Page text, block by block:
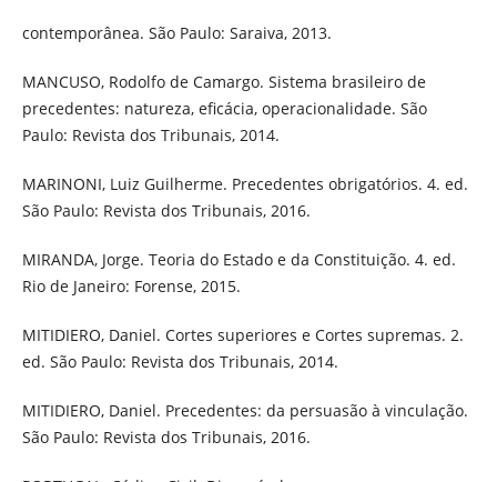
contemporânea. São Paulo: Saraiva, 2013.
MANCUSO, Rodolfo de Camargo. Sistema brasileiro de
precedentes: natureza, eficácia, operacionalidade. São
Paulo: Revista dos Tribunais, 2014.
MARINONI, Luiz Guilherme. Precedentes obrigatórios. 4. ed.
São Paulo: Revista dos Tribunais, 2016.
MIRANDA, Jorge. Teoria do Estado e da Constituição. 4. ed.
Rio de Janeiro: Forense, 2015.
MITIDIERO, Daniel. Cortes superiores e Cortes supremas. 2.
ed. São Paulo: Revista dos Tribunais, 2014.
MITIDIERO, Daniel. Precedentes: da persuasão à vinculação.
São Paulo: Revista dos Tribunais, 2016.